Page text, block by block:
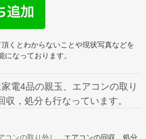
くとわからないことや現状写真などを
になっております。
電4品の親玉、エアコンの取り
収，処分も行なっています。